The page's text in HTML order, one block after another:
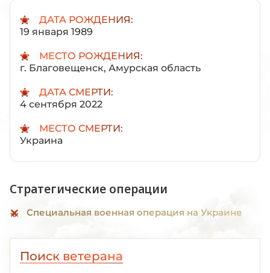
ДАТА РОЖДЕНИЯ:
19 января 1989
МЕСТО РОЖДЕНИЯ:
г. Благовещенск, Амурская область
ДАТА СМЕРТИ:
4 сентября 2022
МЕСТО СМЕРТИ:
Украина
Стратегические операции
Специальная военная операция на Украине
Поиск ветерана